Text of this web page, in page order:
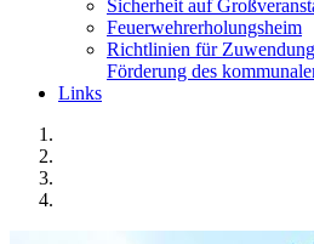
Sicherheit auf
Feuerwehrerholungsheim
Richtlinien für
Förderung des
Links